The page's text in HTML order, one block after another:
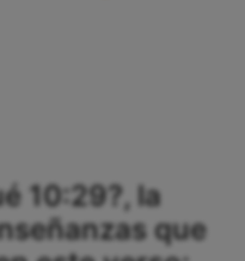
10:29?, la
que